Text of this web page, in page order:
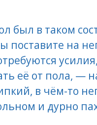
был в таком
поставите на
её от пола, —
в чём-то
и дурно